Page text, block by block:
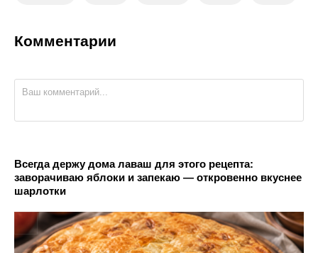
Комментарии
Всегда держу дома лаваш для этого рецепта:
заворачиваю яблоки и запекаю — откровенно вкуснее
шарлотки